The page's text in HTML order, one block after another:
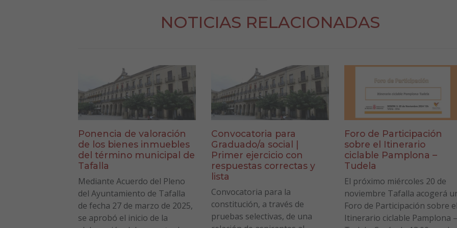
NOTICIAS RELACIONADAS
Ponencia de valoración
de los bienes inmuebles
del término municipal de
Tafalla
Mediante Acuerdo del Pleno
del Ayuntamiento de Tafalla
de fecha 27 de marzo de 2025,
se aprobó el inicio de la
Convocatoria para
Graduado/a social |
Primer ejercicio con
respuestas correctas y
lista
Convocatoria para la
constitución, a través de
pruebas selectivas, de una
Foro de Participación
sobre el Itinerario
ciclable Pamplona –
Tudela
El próximo miércoles 20 de
noviembre Tafalla acogerá
Foro de Participación sobre el
Itinerario ciclable Pamplona –